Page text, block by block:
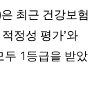
은 최근 건강보험
정성 평가’와
두 1 등급을 받았